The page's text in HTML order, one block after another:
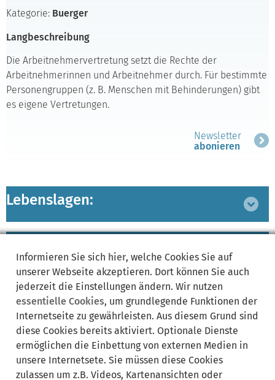
Kategorie: Buerger
Langbeschreibung
Die Arbeitnehmervertretung setzt die Rechte der
Arbeitnehmerinnen und Arbeitnehmer durch. Für bestimmte
Personengruppen (z. B. Menschen mit Behinderungen) gibt
es eigene Vertretungen.
Newsletter
abonieren
Lebenslagen:
ausklappen
Leistungen
Synonyme:
Arbeit und BerufArbeitnehmervertretungBetriebsrat
Gewerkschaften GewerkschaftseinrichtungenPersonalrat
Informieren Sie sich hier, welche Cookies Sie auf
unserer Webseite akzeptieren. Dort können Sie auch
jederzeit die Einstellungen ändern. Wir nutzen
essentielle Cookies, um grundlegende Funktionen der
Internetseite zu gewährleisten. Aus diesem Grund sind
diese Cookies bereits aktiviert. Optionale Dienste
ermöglichen die Einbettung von externen Medien in
unsere Internetsete. Sie müssen diese Cookies
zulassen um z.B. Videos, Kartenansichten oder